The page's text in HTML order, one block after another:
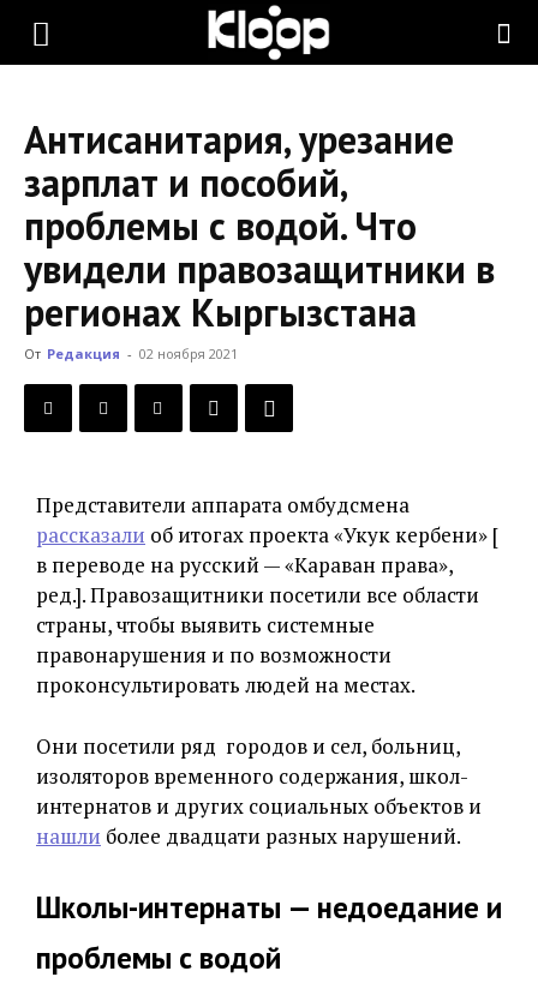
KLOOP.KG
Новости
Кыргызстана
Антисанитария, урезание
зарплат и пособий,
проблемы с водой. Что
увидели правозащитники в
регионах Кыргызстана
От Редакция - 02 ноября 2021
Представители аппарата омбудсмена
рассказали об итогах проекта «Укук кербени» [
в переводе на русский — «Караван права»,
ред.]. Правозащитники посетили все области
страны, чтобы выявить системные
правонарушения и по возможности
проконсультировать людей на местах.
Они посетили ряд городов и сел, больниц,
изоляторов временного содержания, школ-
интернатов и других социальных объектов и
нашли более двадцати разных нарушений.
Школы-интернаты — недоедание и
проблемы с водой